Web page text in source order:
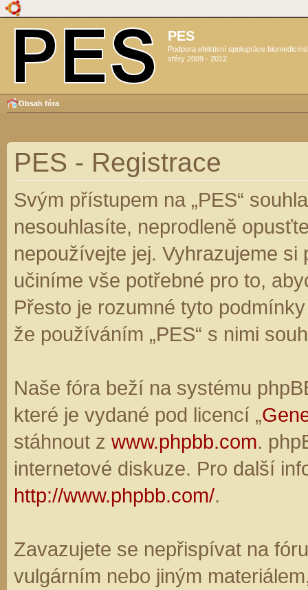
PES
Podpora efektivní spolupráce
sféry 2009 - 2012
Obsah fóra
PES - Registrace
Svým přístupem na „PES“
nesouhlasíte, neprodleně
nepoužívejte jej. Vyhrazujeme
učiníme vše potřebné pro to,
Přesto je rozumné tyto
že používáním „PES“ s nimi
Naše fóra beží na systému
které je vydané pod licencí „
stáhnout z www.phpbb.com.
internetové diskuze. Pro další
http://www.phpbb.com/.
Zavazujete se nepřispívat na
vulgárním nebo jiným